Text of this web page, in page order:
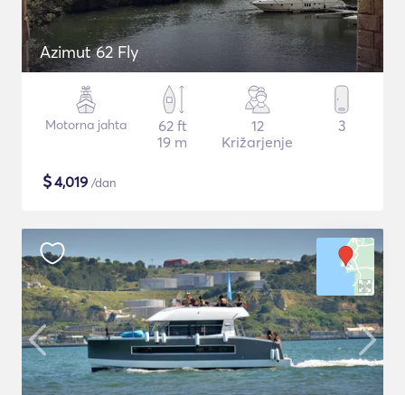
Azimut 62 Fly
Motorna jahta
62 ft
19 m
12
Križarjenje
3
$4,019 /dan